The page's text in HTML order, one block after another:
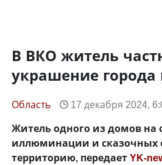
В ВКО житель
украшение города
Область 17 декабря 2024,
Житель одного из домов
иллюминации и сказочных
территорию, передаетYK-